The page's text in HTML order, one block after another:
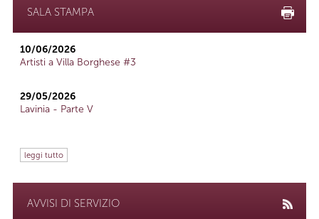
SALA STAMPA
10/06/2026
Artisti a Villa Borghese #3
29/05/2026
Lavinia - Parte V
leggi tutto
AVVISI DI SERVIZIO